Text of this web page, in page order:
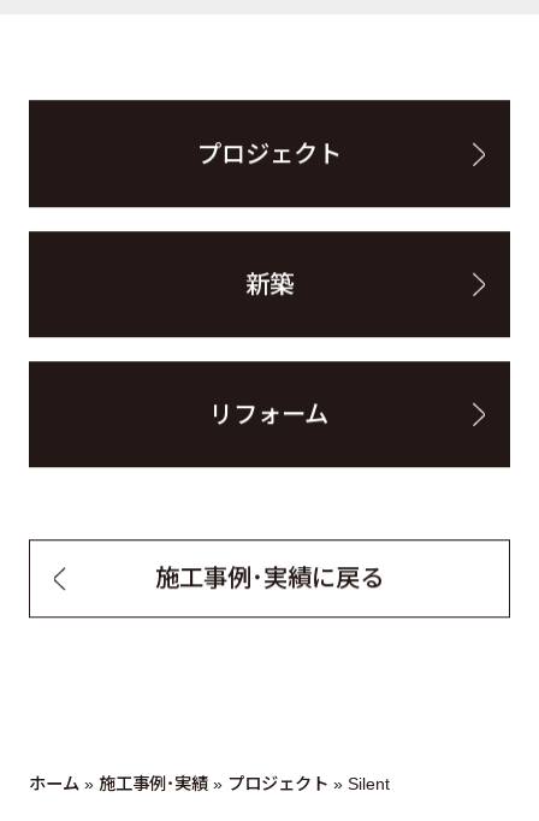
プロジェクト
新築
リフォーム
施工事例・実績に戻る
ホーム » 施工事例・実績» プロジェクト » Silent